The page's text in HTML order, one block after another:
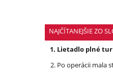
NAJČÍTANEJŠIE ZO
Lietadlo plné
Po operácii mala